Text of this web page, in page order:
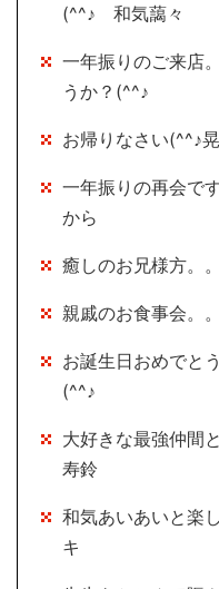
(^^♪ 和気藹々
一年振りのご来店
うか？(^^♪
お帰りなさい(^^♪
一年振りの再会で
から
癒しのお兄様方。
親戚のお食事会。
お誕生日おめでと
(^^♪
大好きな最強仲間
寿鈴
和気あいあいと楽
キ